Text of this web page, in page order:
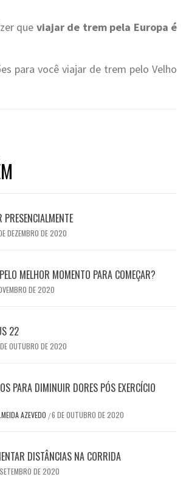
que viajar de trem pela Europa é
para você viajar de trem pelo Velho
DEZEMBRO DE 2020
MELHOR MOMENTO PARA COMEÇAR?
DE 2020
22
OUTUBRO DE 2020
PARA DIMINUIR DORES PÓS EXERCÍCIO
AZEVEDO /6 DE OUTUBRO DE 2020
DISTÂNCIAS NA CORRIDA
DE 2020